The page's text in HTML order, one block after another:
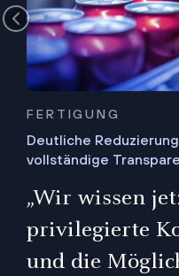
FERTIGUNG
Deutliche
vollständige
„Wir wissen
privilegierte
und die